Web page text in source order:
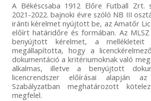
A Békéscsaba 1912 Előre Futball Zrt.
2021-2022. bajnoki évre szóló NB III
iránti kérelmet nyújtott be, az Amatőr
előírt határidőre és formában. Az MLSZ
benyújtott kérelmet, a mellékleteit
megállapította, hogy a
dokumentáció a kritériumoknak való
alkalmas, illetve a benyújtott
licencrendszer előírásai alapján
Szabályzatban meghatározott
megfelel.